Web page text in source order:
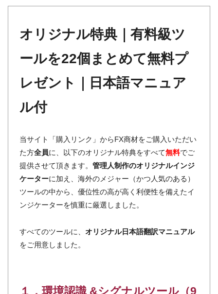
オリジナル特典｜有料級ツ
ールを22個まとめて無料プ
レゼント｜日本語マニュア
ル付
当サイト「購入リンク」からFX商材をご購入いただい
た方全員に、以下のオリジナル特典をすべて無料でご
提供させて頂きます。 管理人制作のオリジナルインジ
ケーターに加え、海外のメジャー（かつ人気のある）
ツールの中から、優位性の高が高く利便性を備えたイ
ンジケーターを慎重に厳選しました。
すべてのツールに、 オリジナル日本語翻訳マニュアル
をご用意しました。
１．環境認識 &シグナルツール（9